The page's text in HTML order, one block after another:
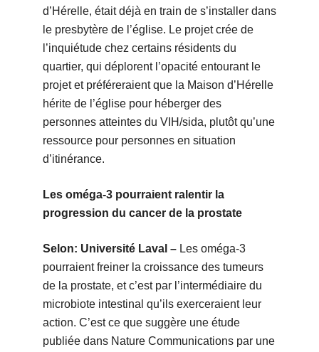
d’Hérelle, était déjà en train de s’installer dans
le presbytère de l’église. Le projet crée de
l’inquiétude chez certains résidents du
quartier, qui déplorent l’opacité entourant le
projet et préféreraient que la Maison d’Hérelle
hérite de l’église pour héberger des
personnes atteintes du VIH/sida, plutôt qu’une
ressource pour personnes en situation
d’itinérance.
Les oméga-3 pourraient ralentir la
progression du cancer de la prostate
Selon: Université Laval –Les oméga-3
pourraient freiner la croissance des tumeurs
de la prostate, et c’est par l’intermédiaire du
microbiote intestinal qu’ils exerceraient leur
action. C’est ce que suggère une étude
publiée dans Nature Communications par une